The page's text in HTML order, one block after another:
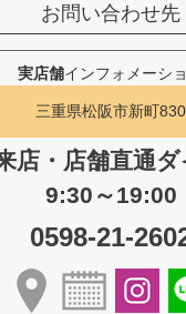
お問い合わせ先
実店舗インフォメーシ
三重県松阪市新町830
店・店舗直通ダ
9:30～19:00
0598-21-